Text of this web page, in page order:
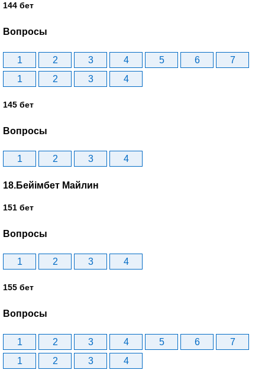
144 бет
Вопросы
1 2 3 4 5 6
7
1
2 3 4
145 бет
Вопросы
1 2 3 4
18.Бейімбет Майлин
151 бет
Вопросы
1 2 3 4
155 бет
Вопросы
1 2 3 4 5 6
7
1
2 3 4